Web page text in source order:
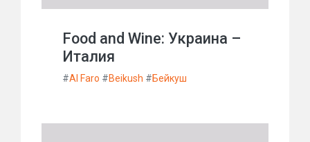
Food and Wine: Украина –
Италия
#Al Faro #Beikush #Бейкуш